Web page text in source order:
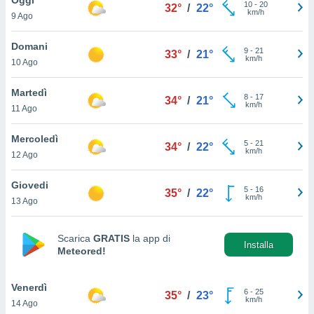
è
al sito
di
ci
di
il
un
la
nella
9 Ago
32° / 22° 10- 20
km/h
Domani
10 Ago
33° / 21° 9- 21
km/h
Martedì
11 Ago
34° / 21° 8- 17
km/h
Mercoledì
12 Ago
34° / 22° 5- 21
km/h
Giovedi
13 Ago
35° / 22° 5- 16
km/h
Scarica GRATIS la app di
Meteored!
Installa
Venerdì
14 Ago
35° / 23° 6- 25
km/h